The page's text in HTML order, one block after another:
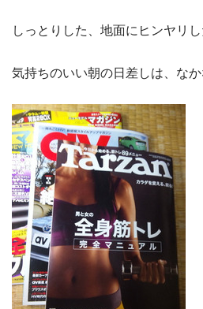
しっとりした、地面にヒンヤリ
気持ちのいい朝の日差しは、なか